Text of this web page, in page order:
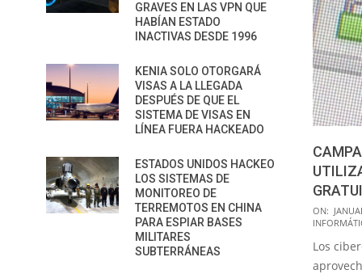
2016-
01-
08
ON:
Los
GRAVES EN LAS VPN QUE
HABÍAN ESTADO
INACTIVAS DESDE 1996
KENIA SOLO OTORGARÁ
VISAS A LA LLEGADA
DESPUÉS DE QUE EL
SISTEMA DE VISAS EN
LÍNEA FUERA HACKEADO
ESTADOS UNIDOS HACKEO
LOS SISTEMAS DE
MONITOREO DE
TERREMOTOS EN CHINA
PARA ESPIAR BASES
MILITARES
SUBTERRÁNEAS